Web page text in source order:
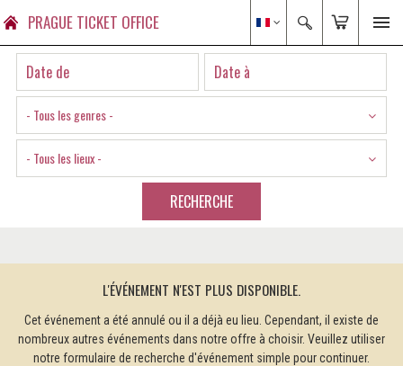
PRAGUE TICKET OFFICE
- Tous les genres -
- Tous les lieux -
RECHERCHE
L'ÉVÉNEMENT N'EST PLUS DISPONIBLE.
Cet événement a été annulé ou il a déjà eu lieu. Cependant, il existe de
nombreux autres événements dans notre offre à choisir. Veuillez utiliser
notre formulaire de recherche d'événement simple pour continuer.